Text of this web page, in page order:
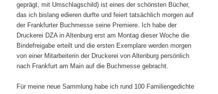
geprägt, mit Umschlagschild) ist eines der schönsten Bücher,
das ich bislang edieren durfte und feiert tatsächlich morgen auf
der Frankfurter Buchmesse seine Premiere. Ich habe der
Druckerei DZA in Altenburg erst am Montag dieser Woche die
Bindefreigabe erteilt und die ersten Exemplare werden morgen
von einer Mitarbeiterin der Druckerei von Altenburg persönlich
nach Frankfurt am Main auf die Buchmesse gebracht.
Für meine neue Sammlung habe ich rund 100 Familiengedichte